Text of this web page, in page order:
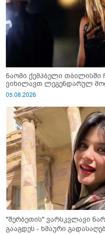
ნაომი ქემპბელი თბილისში
ვიხილავთ ლეგენდარულ
05.08.2026
"შერბეთის" ვარსკვლავი
გააგდეს - ხმაური